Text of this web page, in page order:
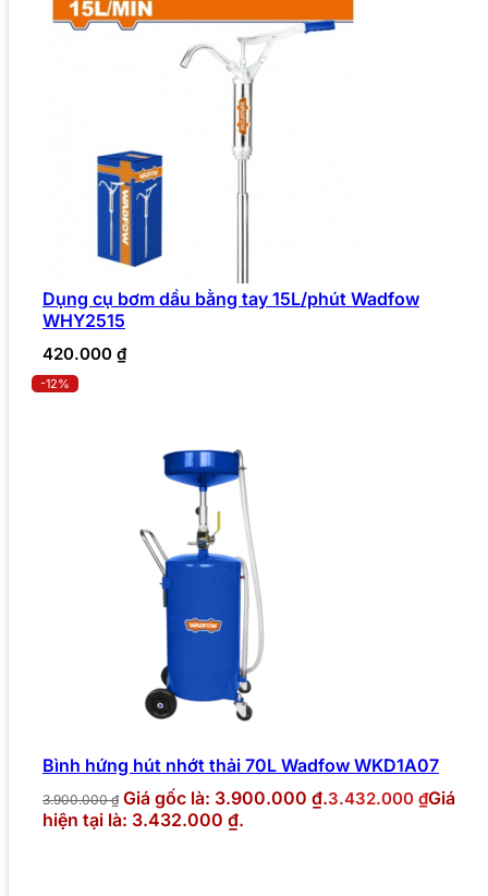
Dụng cụ bơm dầu bằng tay 15L/phút Wadfow
WHY2515
420.000 ₫
-12%
Bình hứng hút nhớt thải 70L Wadfow WKD1A07
3.900.000₫ Giá gốc là: 3.900.000 ₫.3.432.000 ₫Giá
hiện tại là: 3.432.000 ₫.